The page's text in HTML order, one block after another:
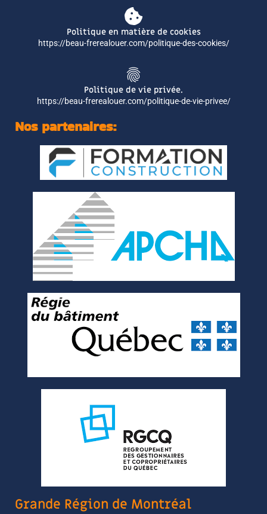
Politique en matière de cookies
https://beau-frerealouer.com/politique-des-cookies/
Politique de vie privée.
https://beau-frerealouer.com/politique-de-vie-privee/
Nos partenaires:
Grande Région de Montréal